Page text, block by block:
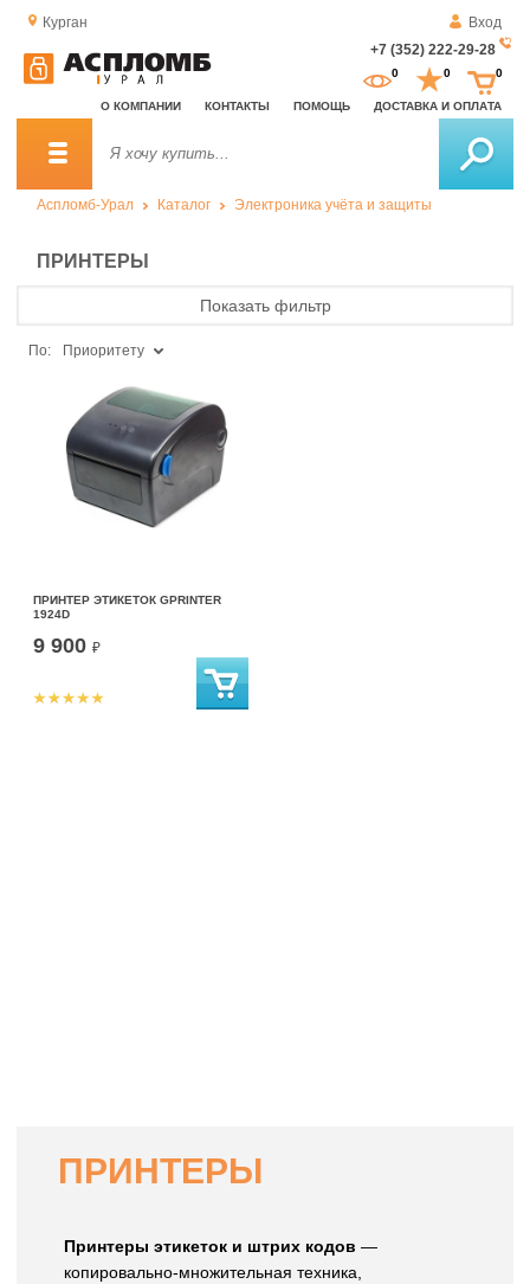
Курган
Вход
+7 (352) 222-29-28
О КОМПАНИИ КОНТАКТЫ ПОМОЩЬ ДОСТАВКА И ОПЛАТА
0 0 0
Аспломб-Урал Каталог Электроника учёта и защиты
ПРИНТЕРЫ
Показать фильтр
По: Приоритету
ПРИНТЕР ЭТИКЕТОК GPRINTER
1924D
9 900 ₽
ПРИНТЕРЫ
Принтеры этикеток и штрих кодов —
копировально-множительная техника,